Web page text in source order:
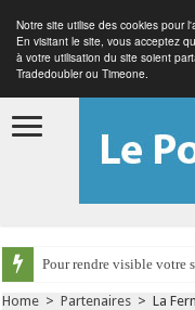
Notre site utilise des cookies pour
En visitant le site, vous acceptez
à votre utilisation du site soient
Tradedoubler ou Timeone.
Pour rendre visible votre
Home > Partenaires > La